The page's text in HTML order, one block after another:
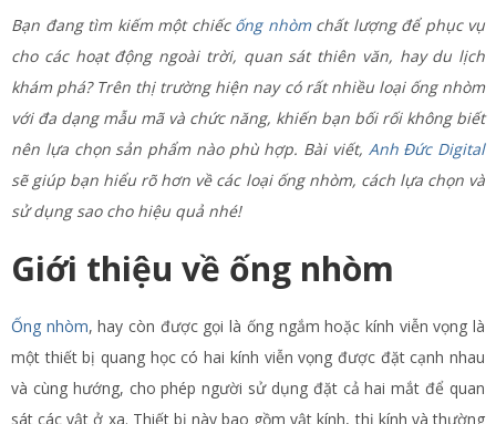
Bạn đang tìm kiếm một chiếc ống nhòmchất lượng để phục vụ
cho các hoạt động ngoài trời, quan sát thiên văn, hay du lịch
khám phá? Trên thị trường hiện nay có rất nhiều loại ống nhòm
với đa dạng mẫu mã và chức năng, khiến bạn bối rối không biết
nên lựa chọn sản phẩm nào phù hợp. Bài viết, Anh Đức Digital
sẽ giúp bạn hiểu rõ hơn về các loại ống nhòm, cách lựa chọn và
sử dụng sao cho hiệu quả nhé!
Giới thiệu về ống nhòm
Ống nhòm, hay còn được gọi là ống ngắm hoặc kính viễn vọng là
một thiết bị quang học có hai kính viễn vọng được đặt cạnh nhau
và cùng hướng, cho phép người sử dụng đặt cả hai mắt để quan
sát các vật ở xa. Thiết bị này bao gồm vật kính, thị kính và thường